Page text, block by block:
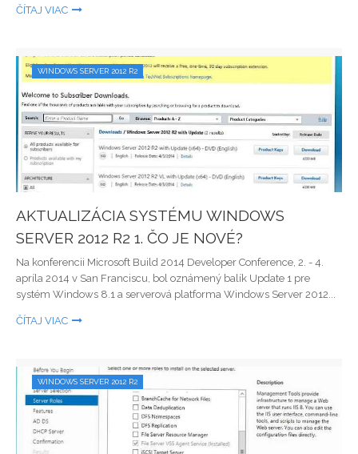
ČÍTAJ VIAC
WINDOWS SERVER 2012 R2
AKTUALIZÁCIA SYSTÉMU WINDOWS
SERVER 2012 R2 1. ČO JE NOVÉ?
Na konferencii Microsoft Build 2014 Developer Conference, 2. - 4.
apríla 2014 v San Franciscu, bol oznámený balík Update 1 pre
systém Windows 8.1 a serverová platforma Windows Server 2012...
ČÍTAJ VIAC
WINDOWS SERVER 2012 R2